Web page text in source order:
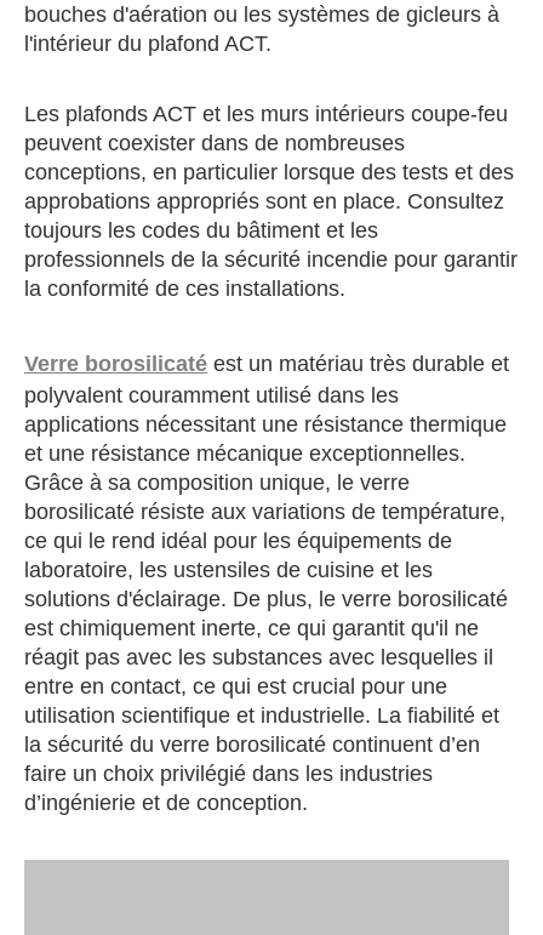
bouches d'aération ou les systèmes de gicleurs à
l'intérieur du plafond ACT.
Les plafonds ACT et les murs intérieurs coupe-feu
peuvent coexister dans de nombreuses
conceptions, en particulier lorsque des tests et des
approbations appropriés sont en place. Consultez
toujours les codes du bâtiment et les
professionnels de la sécurité incendie pour garantir
la conformité de ces installations.
Verre borosilicaté est un matériau très durable et
polyvalent couramment utilisé dans les
applications nécessitant une résistance thermique
et une résistance mécanique exceptionnelles.
Grâce à sa composition unique, le verre
borosilicaté résiste aux variations de température,
ce qui le rend idéal pour les équipements de
laboratoire, les ustensiles de cuisine et les
solutions d'éclairage. De plus, le verre borosilicaté
est chimiquement inerte, ce qui garantit qu'il ne
réagit pas avec les substances avec lesquelles il
entre en contact, ce qui est crucial pour une
utilisation scientifique et industrielle. La fiabilité et
la sécurité du verre borosilicaté continuent d’en
faire un choix privilégié dans les industries
d’ingénierie et de conception.